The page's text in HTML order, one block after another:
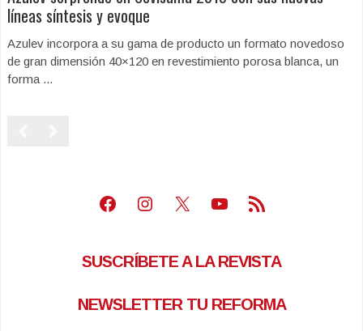
líneas síntesis y evoque
Azulev incorpora a su gama de producto un formato novedoso
de gran dimensión 40×120 en revestimiento porosa blanca, un
forma ...
Facebook
Instagram
X Youtube
Feed RSS
SUSCRÍBETE A LA REVISTA
NEWSLETTER TU REFORMA